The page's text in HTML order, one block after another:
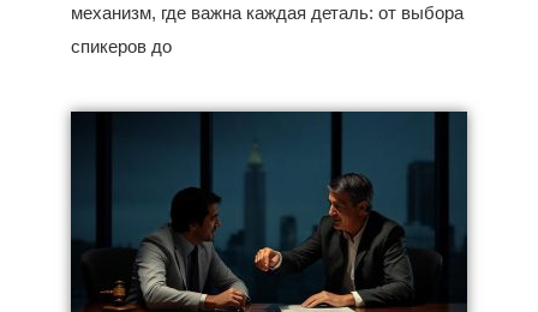
механизм, где важна каждая деталь: от выбора
спикеров до